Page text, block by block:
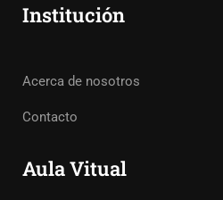
Institución
Acerca de nosotros
Contacto
Aula Vitual